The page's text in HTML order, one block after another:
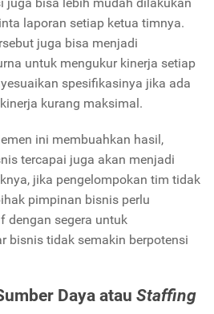
laporan setiap ketua timnya.
juga bisa menjadi
untuk mengukur kinerja setiap
spesifikasinya jika ada
kurang maksimal.
ini membuahkan hasil,
tercapai juga akan menjadi
jika pengelompokan tim tidak
pimpinan bisnis perlu
dengan segera untuk
bisnis tidak semakin berpotensi
Daya atau Staffing